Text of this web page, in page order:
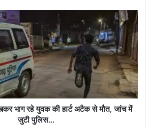
भाग रहे युवक की हार्ट अटैक से मौत, जांच में
जुटी पुलिस…